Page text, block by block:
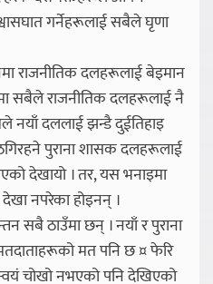
गर्नेहरूलाई सबैले घृणा
राजनीतिक दलहरूलाई बेइमान
सबैले राजनीतिक दलहरूलाई नै
नयाँ दललाई झन्डै दुईतिहाइ
पुराना शासक दलहरूलाई
देखायो । तर, यस भनाइमा
नपरेका होइनन् ।
सबै ठाउँमा छन् । नयाँ र पुराना
मत पनि छ ¤ फेरि
चोखो नभएको पनि देखिएको